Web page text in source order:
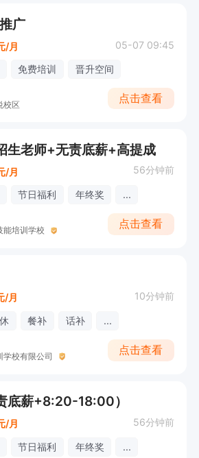
广
/月 05-07 09:45
免费培训 晋升空间
校区
点击查看
生老师+无责底薪+高提成
/月 56分钟前
节日福利 年终奖 ...
能培训学校
点击查看
/月 10分钟前
餐补 话补 ...
学校有限公司
点击查看
底薪+8:20-18:00）
/月 56分钟前
节日福利 年终奖 ...